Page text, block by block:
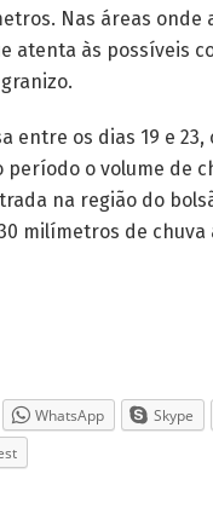
Nas áreas onde
atenta às possíveis
entre os dias 19 e
o volume de
na região do
milímetros de chuva
WhatsApp Skype